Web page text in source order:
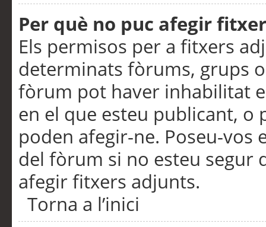
Per què no puc afegir
Els permisos per a fitxers
determinats fòrums, grups
fòrum pot haver inhabilitat
en el que esteu publicant,
poden afegir-ne. Poseu-vos
del fòrum si no esteu segur
afegir fitxers adjunts.
Torna a l’inici